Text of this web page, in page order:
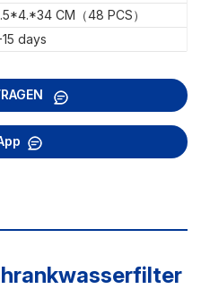
CM（48 PCS）
15 days